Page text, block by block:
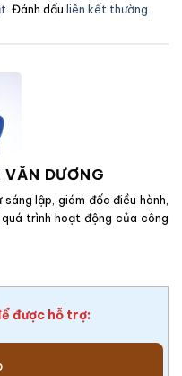
. Đánh dấu liên kết thường
DƯƠNG
lập, giám đốc điều hành,
trình hoạt động của công
được hỗ trợ: